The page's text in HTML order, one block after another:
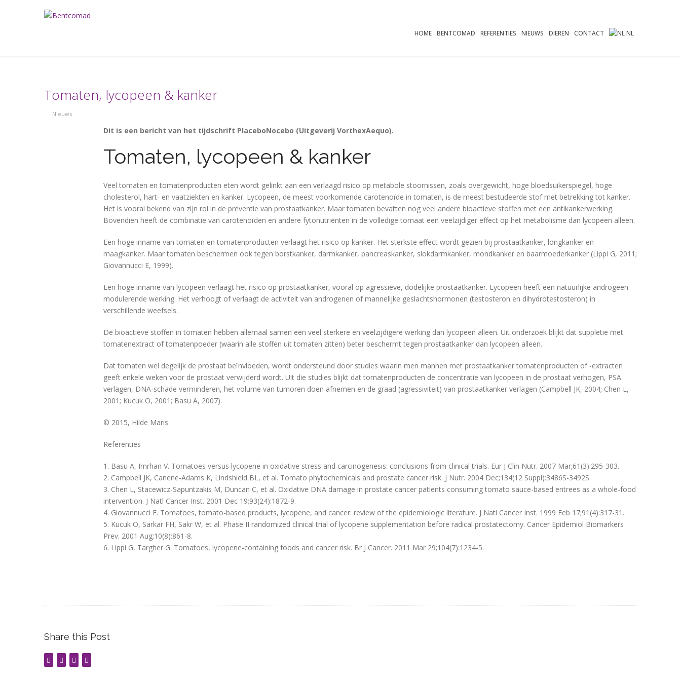
HOME BENTCOMAD REFERENTIES NIEUWS DIEREN CONTACT NL
Tomaten, lycopeen & kanker
Nieuws
Dit is een bericht van het tijdschrift PlaceboNocebo (Uitgeverij VorthexAequo).
Tomaten, lycopeen & kanker
Veel tomaten en tomatenproducten eten wordt gelinkt aan een verlaagd risico op metabole stoornissen, zoals overgewicht, hoge bloedsuikerspiegel, hoge
cholesterol, hart- en vaatziekten en kanker. Lycopeen, de meest voorkomende carotenoïde in tomaten, is de meest bestudeerde stof met betrekking tot kanker.
Het is vooral bekend van zijn rol in de preventie van prostaatkanker. Maar tomaten bevatten nog veel andere bioactieve stoffen met een antikankerwerking.
Bovendien heeft de combinatie van carotenoïden en andere fytonutriënten in de volledige tomaat een veelzijdiger effect op het metabolisme dan lycopeen alleen.
Een hoge inname van tomaten en tomatenproducten verlaagt het risico op kanker. Het sterkste effect wordt gezien bij prostaatkanker, longkanker en
maagkanker. Maar tomaten beschermen ook tegen borstkanker, darmkanker, pancreaskanker, slokdarmkanker, mondkanker en baarmoederkanker (Lippi G, 2011;
Giovannucci E, 1999).
Een hoge inname van lycopeen verlaagt het risico op prostaatkanker, vooral op agressieve, dodelijke prostaatkanker. Lycopeen heeft een natuurlijke androgeen
modulerende werking. Het verhoogt of verlaagt de activiteit van androgenen of mannelijke geslachtshormonen (testosteron en dihydrotestosteron) in
verschillende weefsels.
De bioactieve stoffen in tomaten hebben allemaal samen een veel sterkere en veelzijdigere werking dan lycopeen alleen. Uit onderzoek blijkt dat suppletie met
tomatenextract of tomatenpoeder (waarin alle stoffen uit tomaten zitten) beter beschermt tegen prostaatkanker dan lycopeen alleen.
Dat tomaten wel degelijk de prostaat beïnvloeden, wordt ondersteund door studies waarin men mannen met prostaatkanker tomatenproducten of -extracten
geeft enkele weken voor de prostaat verwijderd wordt. Uit die studies blijkt dat tomatenproducten de concentratie van lycopeen in de prostaat verhogen, PSA
verlagen, DNA-schade verminderen, het volume van tumoren doen afnemen en de graad (agressiviteit) van prostaatkanker verlagen (Campbell JK, 2004; Chen L,
2001; Kucuk O, 2001; Basu A, 2007).
© 2015, Hilde Maris
Referenties
Basu A, Imrhan V. Tomatoes versus lycopene in oxidative stress and carcinogenesis: conclusions from clinical trials. Eur J Clin Nutr. 2007 Mar;61(3):295-303.
Campbell JK, Canene-Adams K, Lindshield BL, et al. Tomato phytochemicals and prostate cancer risk. J Nutr. 2004 Dec;134(12 Suppl):3486S-3492S.
Chen L, Stacewicz-Sapuntzakis M, Duncan C, et al. Oxidative DNA damage in prostate cancer patients consuming tomato sauce-based entrees as a whole-food
intervention. J Natl Cancer Inst. 2001 Dec 19;93(24):1872-9.
Giovannucci E. Tomatoes, tomato-based products, lycopene, and cancer: review of the epidemiologic literature. J Natl Cancer Inst. 1999 Feb 17;91(4):317-31.
Kucuk O, Sarkar FH, Sakr W, et al. Phase II randomized clinical trial of lycopene supplementation before radical prostatectomy. Cancer Epidemiol Biomarkers
Prev. 2001 Aug;10(8):861-8.
Lippi G, Targher G. Tomatoes, lycopene-containing foods and cancer risk. Br J Cancer. 2011 Mar 29;104(7):1234-5.
Share this Post